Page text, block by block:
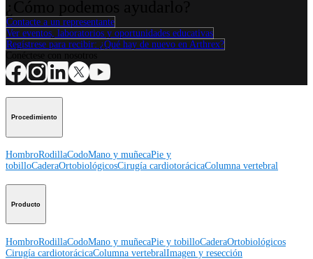
Contacte a un representante
Ver eventos, laboratorios y oportunidades educativas
Regístrese para recibir: ¿Qué hay de nuevo en Arthrex?
Procedimiento
HombroRodillaCodoMano y muñecaPie y
tobilloCaderaOrtobiológicosCirugía cardiotorácicaColumna vertebral
Producto
HombroRodillaCodoMano y muñecaPie y tobilloCaderaOrtobiológicos
Cirugía cardiotorácicaColumna vertebralImagen y resección